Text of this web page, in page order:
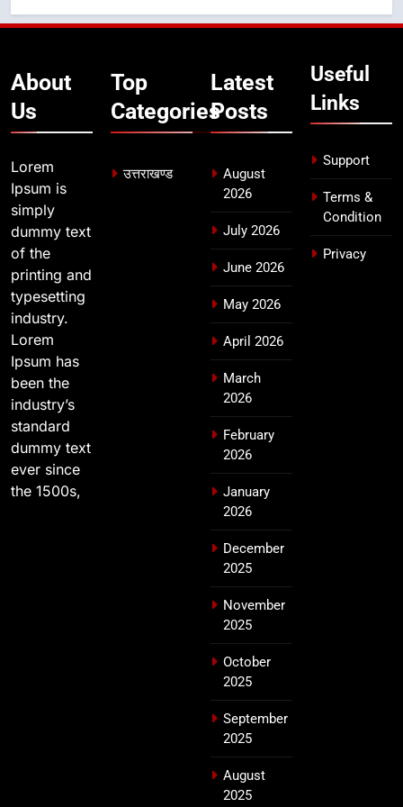
मुख्यमंत्री ने तीलू रौतेली एवं आंगनबाड़ी
मुख्यमंत्री चौम्पियनशिप ट्रॉफी का मंच,
न्याय पंचायत से राज्य स्तर तक होगा
प्रतिभा का प्रदर्शन
About
Us
Lorem
Ipsum is
simply
dummy text
of the
printing and
typesetting
industry.
Lorem
Ipsum has
been the
industry’s
standard
dummy text
ever since
the 1500s,
Top
Categories
उत्तराखण्ड
Latest
Posts
August
2026
July 2026
June 2026
May 2026
April 2026
March
2026
February
2026
January
2026
December
2025
November
2025
October
2025
September
2025
August
2025
Useful
Links
Support
Terms &
Condition
Privacy